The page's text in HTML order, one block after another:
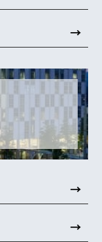
→
→
→